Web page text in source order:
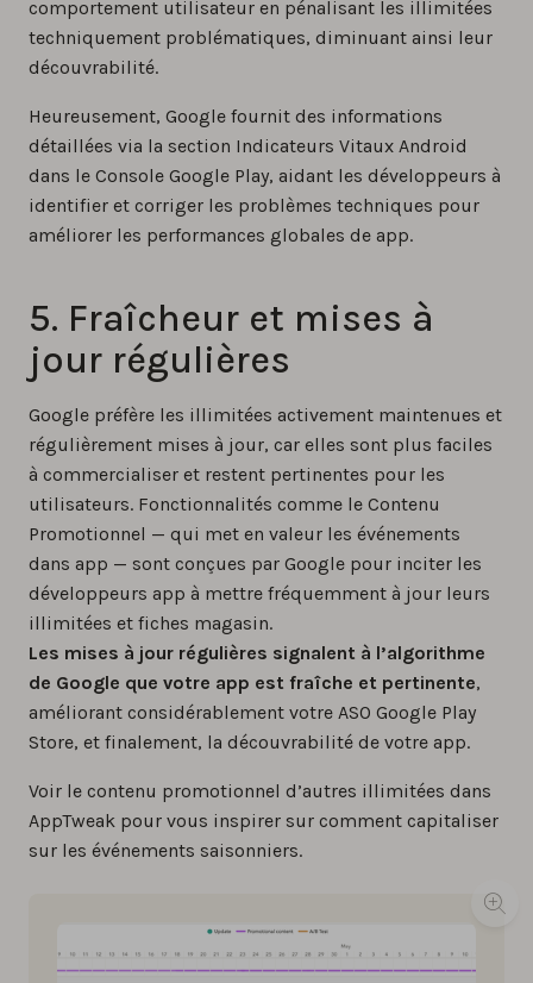
comportement utilisateur en pénalisant les illimitées
techniquement problématiques, diminuant ainsi leur
découvrabilité.
Heureusement, Google fournit des informations
détaillées via la section Indicateurs Vitaux Android
dans le Console Google Play, aidant les développeurs à
identifier et corriger les problèmes techniques pour
améliorer les performances globales de app.
5. Fraîcheur et mises à
jour régulières
Google préfère les illimitées activement maintenues et
régulièrement mises à jour, car elles sont plus faciles
à commercialiser et restent pertinentes pour les
utilisateurs. Fonctionnalités comme le Contenu
Promotionnel — qui met en valeur les événements
dans app — sont conçues par Google pour inciter les
développeurs app à mettre fréquemment à jour leurs
illimitées et fiches magasin.
Les mises à jour régulières signalent à l’algorithme
de Google que votre app est fraîche et pertinente,
améliorant considérablement votre ASO Google Play
Store, et finalement, la découvrabilité de votre app.
Voir le contenu promotionnel d’autres illimitées dans
AppTweak pour vous inspirer sur comment capitaliser
sur les événements saisonniers.